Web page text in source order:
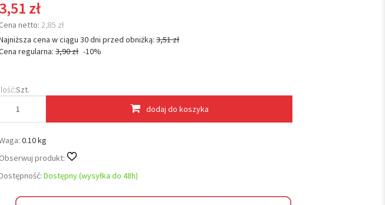
3,51 zł
Cena netto: 2,85 zł
cena w ciągu 30 dni przed obniżką: 3,51 zł
regularna: 3,90 zł -10%
Ilość:Szt.
dodaj do koszyka
0.10 kg
Obserwuj produkt:
Dostępny (wysyłka do 48h)